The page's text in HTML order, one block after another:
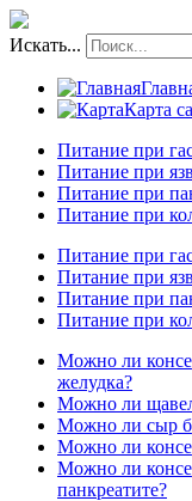
Искать...
Карта
Питание при
Питание при
Питание при
Питание при
Питание при
Питание при
Питание при
Питание при
Можно ли
желудка?
Можно ли
Можно ли сыр
Можно ли
Можно ли
панкреатите?